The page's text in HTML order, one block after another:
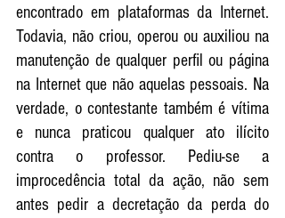
encontrado em plataformas da Internet.
Todavia, não criou, operou ou auxiliou na
manutenção de qualquer perfil ou página
na Internet que não aquelas pessoais. Na
verdade, o contestante também é vítima
e nunca praticou qualquer ato ilícito
contra o professor. Pediu-se a
improcedência total da ação, não sem
antes pedir a decretação da perda do